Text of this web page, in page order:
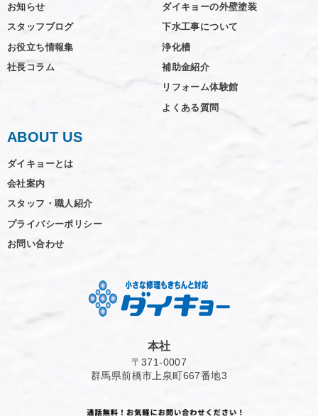
お知らせ
スタッフブログ
お役立ち情報集
社長コラム
ダイキョーの外壁塗装
下水工事について
浄化槽
補助金紹介
リフォーム体験館
よくある質問
ABOUT US
ダイキョーとは
会社案内
スタッフ・職人紹介
プライバシーポリシー
お問い合わせ
本社
〒371-0007
群馬県前橋市上泉町667番地3